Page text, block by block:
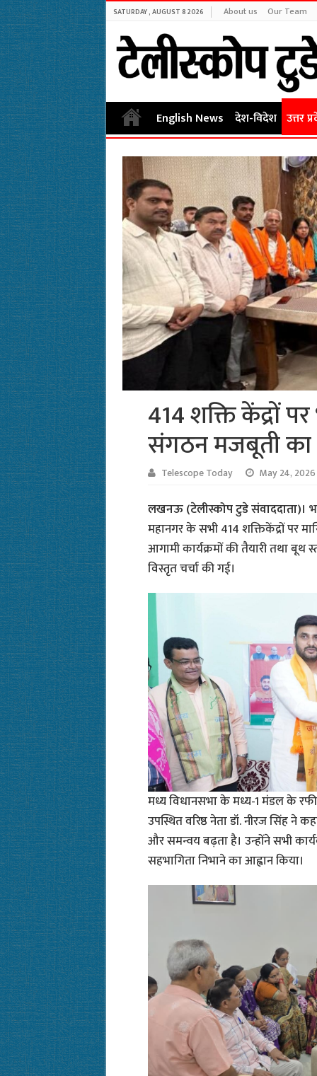
SATURDAY , AUGUST 8 2026 About us Our Team
English News देश-विदेश उत्तर
414 शक्ति केंद्रों
संगठन मजबूती का
Telescope Today May 24, 2026
लखनऊ (टेलीस्कोप टुडे संवाददाता)।
महानगर के सभी 414 शक्तिकेंद्रों
आगामी कार्यक्रमों की तैयारी तथा बूथ
विस्तृत चर्चा की गई।
मध्य विधानसभा के मध्य-1 मंडल के
उपस्थित वरिष्ठ नेता डॉ. नीरज सिंह ने
और समन्वय बढ़ता है। उन्होंने सभी
सहभागिता निभाने का आह्वान किया।